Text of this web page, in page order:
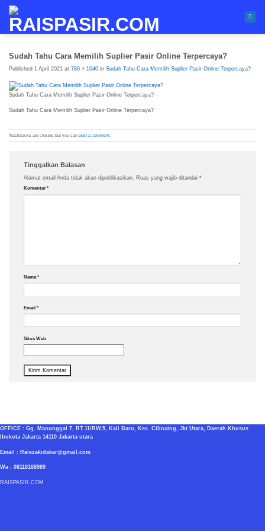
content
Sudah Tahu Cara Memilih Suplier Pasir Online Terpercaya?
Published 1 April 2021 at 780 × 1040 in Sudah Tahu Cara Memilih Suplier Pasir Online Terpercaya?
Sudah Tahu Cara Memilih Suplier Pasir Online Terpercaya?
Sudah Tahu Cara Memilih Suplier Pasir Online Terpercaya?
Trackbacks are closed, but you can post a comment.
Tinggalkan Balasan
Alamat email Anda tidak akan dipublikasikan. Ruas yang wajib ditandai *
Komentar *
Nama*
Email *
Situs Web
OFFICE : Gg. Manunggal 7, RT.11/RW.5, Kali Baru, Kec. Cilincing, Jkt Utara, Daerah Khusus
Ibukota Jakarta 14110 Jakarta utara
Email : Raiszakidakar@gmail.com
Wa : 08118168989
RAISPASIR.COM